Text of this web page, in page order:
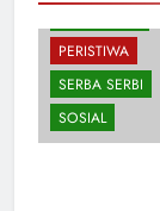
PERISTIWA
SERBA SERBI
SOSIAL